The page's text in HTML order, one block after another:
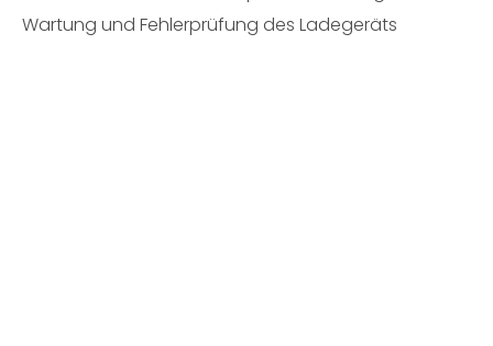
Wartung und Fehlerprüfung des Ladegeräts